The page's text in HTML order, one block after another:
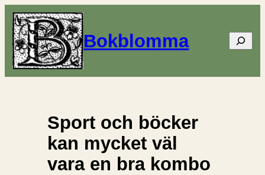
Bokblomma Sök
Sport och böcker
kan mycket väl
vara en bra kombo